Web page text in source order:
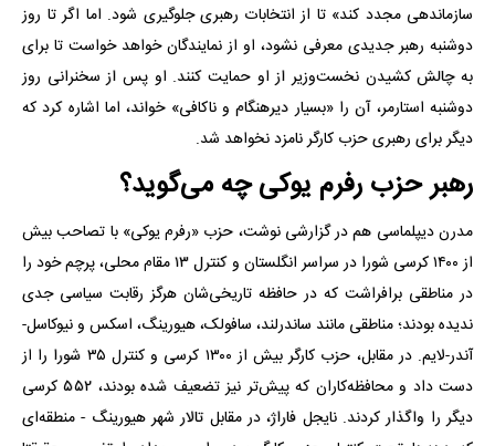
سازماندهی مجدد کند» تا از انتخابات رهبری جلوگیری شود. اما اگر تا روز
دوشنبه رهبر جدیدی معرفی نشود، او از نمایندگان خواهد خواست تا برای
به چالش کشیدن نخست‌وزیر از او حمایت کنند. او پس از سخنرانی روز
دوشنبه استارمر، آن را «بسیار دیرهنگام و ناکافی» خواند، اما اشاره کرد که
دیگر برای رهبری حزب کارگر نامزد نخواهد شد.
رهبر حزب رفرم یوکی چه می‌گوید؟
مدرن دیپلماسی هم در گزارشی نوشت، حزب «رفرم یو‌کی» با تصاحب بیش
از ۱۴۰۰ کرسی شورا در سراسر انگلستان و کنترل ۱۳ مقام محلی، پرچم خود را
در مناطقی برافراشت که در حافظه تاریخی‌شان هرگز رقابت سیاسی جدی
ندیده بودند؛ مناطقی مانند ساندرلند، سافولک، هیورینگ، اسکس و نیوکاسل-
آندر-لایم. در مقابل، حزب کارگر بیش از ۱۳۰۰ کرسی و کنترل ۳۵ شورا را از
دست داد و محافظه‌کاران که پیش‌تر نیز تضعیف شده بودند، ۵۵۲ کرسی
دیگر را واگذار کردند. نایجل فاراژ، در مقابل تالار شهر هیورینگ - منطقه‌ای